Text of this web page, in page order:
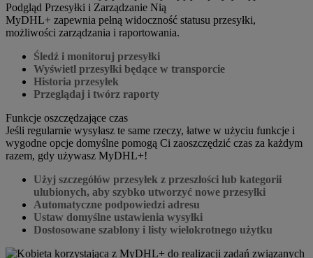
Podgląd Przesyłki i Zarządzanie Nią
MyDHL+ zapewnia pełną widoczność statusu przesyłki,
możliwości zarządzania i raportowania.
Śledź i monitoruj przesyłki
Wyświetl przesyłki będące w transporcie
Historia przesyłek
Przeglądaj i twórz raporty
Funkcje oszczędzające czas
Jeśli regularnie wysyłasz te same rzeczy, łatwe w użyciu funkcje i
wygodne opcje domyślne pomogą Ci zaoszczędzić czas za każdym
razem, gdy używasz MyDHL+!
Użyj szczegółów przesyłek z przeszłości lub kategorii
ulubionych, aby szybko utworzyć nowe przesyłki
Automatyczne podpowiedzi adresu
Ustaw domyślne ustawienia wysyłki
Dostosowane szablony i listy wielokrotnego użytku